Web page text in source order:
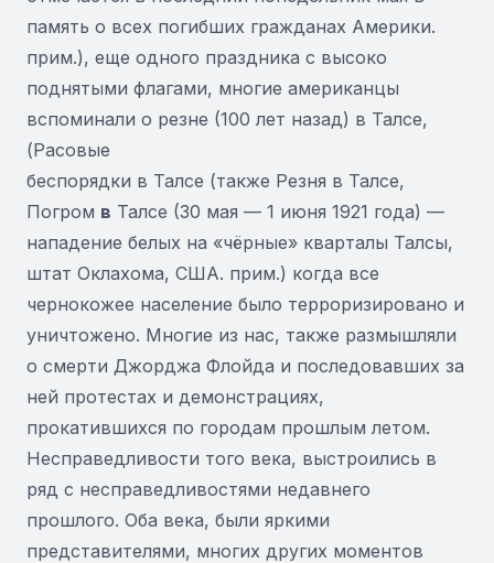
память о всех погибших гражданах Америки.
прим.), еще одного праздника с высоко
поднятыми флагами, многие американцы
вспоминали о резне (100 лет назад) в Талсе,
(Расовые
беспорядки в Талсе (также Резня в Талсе,
Погром в Талсе (30 мая — 1 июня 1921 года) —
нападение белых на «чёрные» кварталы Талсы,
штат Оклахома, США. прим.) когда все
чернокожее население было терроризировано и
уничтожено. Многие из нас, также размышляли
о смерти Джорджа Флойда и последовавших за
ней протестах и ​​демонстрациях,
прокатившихся по городам прошлым летом.
Несправедливости того века, выстроились в
ряд с несправедливостями недавнего
прошлого. Оба века, были яркими
представителями, многих других моментов